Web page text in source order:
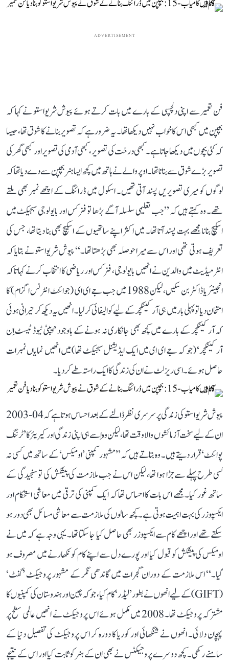
ADVERTISEMENT
فن تعمیر سے اپنی دلچسپی کے بارے میں بات کرتے ہوئے پیوش شریواستو نے کہا کہ
بچپن میں کبھی اس کا خواب نہیں دیکھا تھا۔ یہ ضرور ہے کہ تصویر بنانے کا شوق تھا، جیسا
کہ کئی بچوں میں دیکھا جاتا ہے۔ کبھی درخت کی تصویر، کبھی آدمی کی تصویر اور کبھی گھر کی
تصویر بڑے شوق سے بناتا تھا۔ اوپر والے نے ہاتھ میں کچھ ایسا ہنر بچپن سے دے دیا تھا کہ
لوگوں کو میری تصویریں پسند آتی تھیں۔ اسکول میں ڈرائنگ کے اچھے نمبر بھی ملتے
تھے۔ وہ کہتے ہیں کہ ’’جب تعلیمی سلسلہ آگے بڑھا تو فزکس اور بایولوجی سبجیکٹ میں
اسکیچ بنانا مجھے بہت پسند آتا تھا۔ میں اکثر اپنے ساتھیوں کے اسکیچ بھی بنا دیتا تھا، جس کی
تعریف ہوتی تھی اور اس سے میرا حوصلہ بھی بڑھتا تھا۔‘‘ پیوش شریواستو نے بتایا کہ
انٹرمیڈیٹ میں والدین نے انھیں بایولوجی، فزکس اور ریاضی کا انتخاب کرنے کہا تاکہ
انجینئر یا ڈاکٹر بن سکیں، لیکن 1988 میں جب جے ای ای (جوائنٹ انٹرنس اگزام) کا
امتحان دیا تو پہلی بار میں ہی آرکیٹکچر کے لیے کوالیفائی کر لیا۔ انھیں یہ دیکھ کر حیرانی ہوئی
کہ آرکیٹکچر کے بارے میں کچھ بھی جانکاری نہ ہونے کے باوجود ’ایپٹی ٹیوڈ ٹیسٹ اِن
آرکیٹکچر‘ (جو کہ جے ای ای میں ایک ایڈیشنل سبجیکٹ تھا) میں انھیں نمایاں نمبرات
حاصل ہوئے۔ اسی ریزلٹ نے ان کی زندگی کا ایک راستہ طے کر دیا۔
پیوش شریواستو کی زندگی پر سرسری نظر ڈالنے کے بعد احساس ہوتا ہے کہ 04-2003
ان کے لیے سخت آزمائشوں والا وقت تھا، لیکن وہ اِسے ہی اپنی زندگی اور کیریئر کا ’ٹرننگ
پوائنٹ‘ قرار دیتے ہیں۔ وہ بتاتے ہیں کہ ’’مشہور کمپنی ’اومیکس‘ کے ساتھ میں کسی نہ
کسی طرح پہلے سے جڑا ہوا تھا، لیکن اس نے جب ملازمت کی پیشکش کی تو سنجیدگی کے
ساتھ غور کیا۔ مجھے اس بات کا احساس تھا کہ ایک کمپنی کی ترقی میں معاشی استحکام اور
ایکسپوزر کی بہت اہمیت ہوتی ہے۔ کچھ سالوں کی ملازمت سے معاشی مسائل بھی دور ہو
سکتے تھے اور اچھے کام سے ایکسپوزر بھی حاصل کیا جا سکتا تھا۔ یہی وجہ ہے کہ میں نے
اومیکس کی پیشکش کو قبول کیا اور پورے دل سے اپنے کام کو نکھارنے میں مصروف ہو
گیا۔‘‘ اس ملازمت کے دوران گجرات میں گاندھی نگر کے مشہور پروجیکٹ ’گفٹ‘
(GIFT) کے لیے انھوں نے بطور ’لیڈر‘ کام کیا، جو کہ چین اور ہندوستان کی کمپنیوں کا
مشترکہ پروجیکٹ تھا۔ 2008 میں مکمل ہوئے اس پروجیکٹ نے انھیں عالمی سطح پر
پہچان دلائی۔ انھوں نے شنگھائی اور کوریا کا دورہ کر اس پروجیکٹ کی تفصیل دنیا کے
سامنے رکھی۔ کچھ دوسرے پروجیکٹس نے بھی ان کے ہنر کو ثابت کیا اور اس کے نتیجے